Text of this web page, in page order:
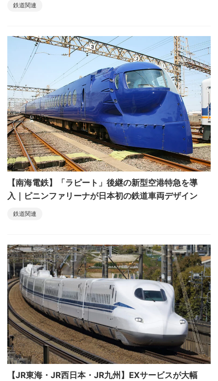
鉄道関連
【南海電鉄】「ラピート」後継の新型空港特急を導
入｜ピニンファリーナが日本初の鉄道車両デザイン
鉄道関連
【JR東海・JR西日本・JR九州】EXサービスが大幅